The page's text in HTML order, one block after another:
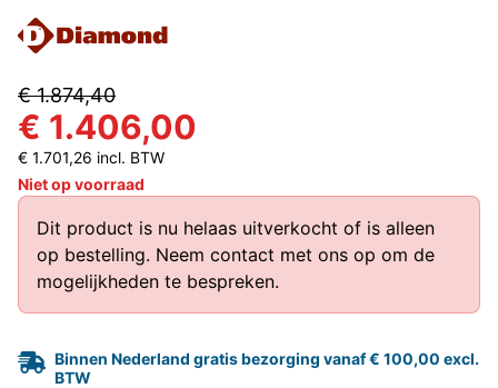
€ 1.874,40
€ 1.406,00
€ 1.701,26 incl. BTW
Niet op voorraad
Dit product is nu helaas uitverkocht of is alleen
op bestelling. Neem contact met ons op om de
mogelijkheden te bespreken.
Binnen Nederland gratis bezorging vanaf € 100,00 excl.
BTW